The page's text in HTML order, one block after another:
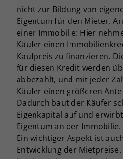
nicht zur Bildung von
Eigentum für den Mieter.
einer Immobilie: Hier
Käufer einen
Kaufpreis zu finanzieren.
für diesen Kredit werden
abbezahlt, und mit jeder
Käufer einen größeren
Dadurch baut der Käufer
Eigenkapital auf und
Eigentum an der Immobilie.
Ein wichtiger Aspekt ist
Entwicklung der Mietpreise.